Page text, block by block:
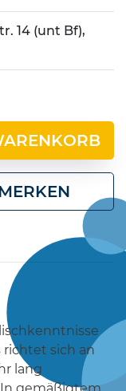
14 (unt Bf),
sich an
lang